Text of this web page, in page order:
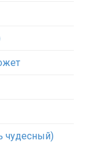
чудесный)